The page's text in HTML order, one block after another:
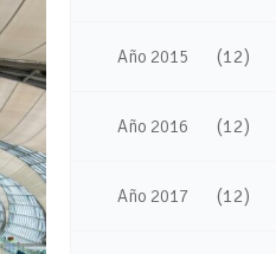
Año 2015 (12)
Año 2016 (12)
Año 2017 (12)